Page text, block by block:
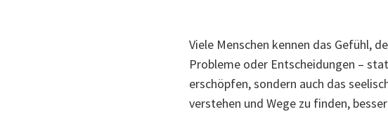
Viele Menschen kennen das Gefühl,
Probleme oder Entscheidungen –
erschöpfen, sondern auch das
verstehen und Wege zu finden,